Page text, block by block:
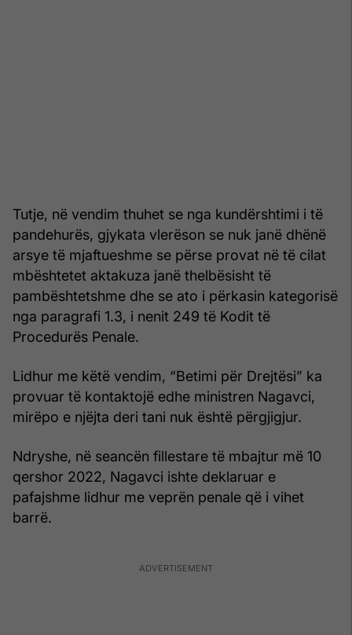
Tutje, në vendim thuhet se nga kundërshtimi i të
pandehurës, gjykata vlerëson se nuk janë dhënë
arsye të mjaftueshme se përse provat në të cilat
mbështetet aktakuza janë thelbësisht të
pambështetshme dhe se ato i përkasin kategorisë
nga paragrafi 1.3, i nenit 249 të Kodit të
Procedurës Penale.
Lidhur me këtë vendim, “Betimi për Drejtësi” ka
provuar të kontaktojë edhe ministren Nagavci,
mirëpo e njëjta deri tani nuk është përgjigjur.
Ndryshe, në seancën fillestare të mbajtur më 10
qershor 2022, Nagavci ishte deklaruar e
pafajshme lidhur me veprën penale që i vihet
barrë.